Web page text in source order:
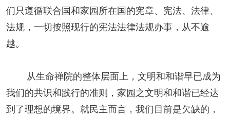
们只遵循联合国和家园所在国的宪章、宪法、法律、
法规，一切按照现行的宪法法律法规办事，从不逾
越。
从生命禅院的整体层面上，文明和和谐早已成为
我们的共识和践行的准则，家园之文明和和谐已经达
到了理想的境界。就民主而言，我们目前是欠缺的，